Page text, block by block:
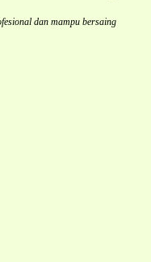
dan mampu bersaing